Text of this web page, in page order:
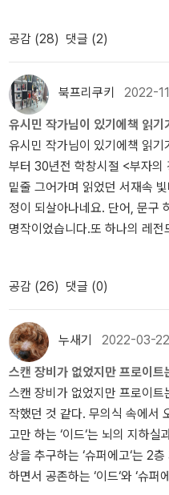
리온의 민족 분쟁과 기아의 아
단히 제한적이며 때론 아무런
그렇다. 누군가 아플 때는 최소
결할 수 있는 방법은 우리 모두
친이 지금 병원에서 치매 증상
정작 내가 해줄 수 있는 것이라
다독이는 것뿐, 아무런 역할도,
못한다. 이것은 인간 자신 스스
기 개별적인 인생의 큰 산을 넘
다. 자신과 이별해야 하는 두려
상실은 육신은 살았으되 이미
진 모든 존재는 늘 이렇게 근본
의 삶이 근원적인 부조리하다
기물은 부조리를 탄생의 순간
게 된다. 부조리는 부조리를 양
법도 없다. 수백만 년 전부터 생
이 부조리조차 인정하지 못하
다. 이것이 그 어떤 신학적 종교
될 수 없는 인간의 진화론적이
생의 시간의 절대적인 모순은
이 끌어안고 있는 고통의 모든
것을 보았다. 이런 반응이야말
밖에 없었던 우리 사회의 정황,
안철수가 정치인으로 진정으로
에 대한 유시민의 비판도 별로
기가 부러웠다). 더욱이 이 부
요하지 않다. 2. 난 노무현을 좋
통령이라고 생각한다. 유시민
각한다. 그들이 너무 곧고 옳기
그들의 오류는, 그들 스스로 고
심쩍다. 솔직히 그렇게 좋아하
델을 보편화할 수도 없다고 생
엇인지 아직 잘 모르겠다. 그럼
와 좌절, 자유인 유시민이 생각
게도 좋은 통찰이 될 것이라 생각
소외된 사람들의 죽음에 대해
란 무엇이냐 말인가? 거울뉴런
새로운 변화를 주려는 감정적
>을 보면 인간이 자신이 아닌 타
존엄성을 두고 타인에 대한 대
명령이라고 한다. 그러나 현실
이다. 당장 먹고사는 것도 중요
의가 모두에게 좋은 결과를 돌
라도 보이는 작은 이익, 그것에
어떻게 살 것인가에서 내가 살
그렇기에 살아가는 세상을 혼
하고, 공동선을 추구하는 것이
나 공동선을 추구하여 좀 더 나
딱히 진보와 보수를 나누는 것
것인가를 고민해야 하는 점이다
대비하는 것이다. 사람들이 죽
한다. 내가 무엇을 했고, 어떤
지 말이다. 공부도 싫어하고 오
타인과 어울리는 것을 그다지
은 후회로 가득할 것만 같았다.
이 책
한 고백은 흥미로울 수도 있고
니라고 밝힌 내용과 유물론의
띈다. “유시민도 피를 속일 수 없
하고 종북 진보를 비판하는 젊
면서 이 책을 자기 합리화의 변
모르겠다. 요즘 ‘종북’이라는 오
안 먹히는 세상인 만큼 자기 검
오독의 여지가 있다. 누군가는
이 자신의 종북 이미지를 탈피
기에 이러한 오독의 유형이 실
싶다. 유 전 의원이 독일에서의
이다. 표독스러우면서 싸가지
독자는 이 책을 읽기 전에 반드
을 거칠 것을 권한다. 일반적으
의미를 부여할 뿐 상대방의 내
을 두려하지 않는다. 그리고 무
를 포장하기에 바쁘기도 하다.
‘내려놓음’과 겸손의 여유를 가
래 누이는 그를 ‘유쾌한 남자’라
비판을 넘어선 대중 선동이다.
적대감을 극대화하려는 의도적
결론 유도와 헌정 흔들기: '윤석
중에게 위기감을 주입하고, 임
을 당연한 미래인 것처럼 유도
는 정파적 승리만을 목적으로
시민의 책 <그의 운명...>은 겉
만, 속으로는 절차적 정당성이
해석해 대중을 기만하는 선동
며 왜곡된 여론을 진짜 민의로
진 민주주의적 수사들이 얼마
있다. 선관위와 더불어민주당
가 얼마만큼 깊이 관여해왔는
송에서 유시민이 예측한 의석수
이다. 아울러, 사이비 지식인의
한 국민들의 사상을 얼마나 쉽
위한 수단으로까지 악용될 수
례가 바로 이 책 <그의 운명에
다. 이 책을 읽고 무심코 선동
히 반성해야 할 시점이다.
나타나는 문명을 비롯한 인간
설명은 다른 학문영역들이 각론
는 물론 동등하지만 총론을 벗
때론 각론도 총론에 유의미한
각하기도 한다. 유시민과 내가
디까지나 우연과 약간의 필요성
학과 철학에서 채워주지 못한
향후 독서 비중에서 가장 중요
렇게 생각보다 많이 본 유시민
경제학과 빈민의 경제학 유시
그램의 논객이지만 원래는 정
가였고 원래는 대학의 경제학
해 고민했던 그였기에 부자를
학자들의 삶과 그들의 경제학을
으로 무척 오래되었다. 개정판
다.2. 거꾸로 읽는 세계사 유시
란 생각이다. 지금이야 잘 드러
역사는 대중에 많이 알려져 있
나 서구열강국가들에 희생된 그
들이다. 거꾸로 읽는 세계사를
은 날에 적지 않은 충격을 받았
공감 (28) 댓글 (2)
북프리쿠키 2022-
유시민 작가님이 있기에책 읽기
유시민 작가님이 있기에책 읽
부터 30년전 학창시절 <부자의
밑줄 그어가며 읽었던 서재속
정이 되살아나네요. 단어, 문구
명작이었습니다.또 하나의 레
했습니다.위의 4권보다는 약
현대사>,<역사의역사>였구요.
유시민의글쓰기특강><유시민
공저책이나 정치적 성향(혹은
제외하면<후불제민주주의><어
> 정도가 남았습니다. 멀쩡한
않고작가의 길을 걷고 있는 의
책 많이 써주시길 바랍니다.아
마, 이스탄불, 파리에서유시민
지 함께 여행 출발!
공감 (26) 댓글 (0)
누새기 2022-03-22
스캔 장비가 없었지만 프로이
스캔 장비가 없었지만 프로이
작했던 것 같다. 무의식 속에서
고만 하는 ‘이드‘는 뇌의 지하
상을 추구하는 ‘슈퍼에고‘는 2
하면서 공존하는 ‘이드‘와 ‘슈퍼